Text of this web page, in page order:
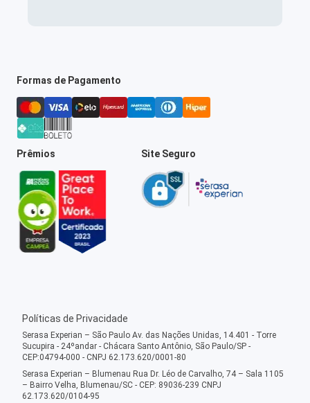
Formas de Pagamento
Prêmios Site Seguro
Políticas de Privacidade
Serasa Experian – São Paulo Av. das Nações Unidas, 14.401 - Torre
Sucupira - 24ºandar - Chácara Santo Antônio, São Paulo/SP -
CEP:04794-000 - CNPJ 62.173.620/0001-80
Serasa Experian – Blumenau Rua Dr. Léo de Carvalho, 74 – Sala 1105
– Bairro Velha, Blumenau/SC - CEP: 89036-239 CNPJ
62.173.620/0104-95